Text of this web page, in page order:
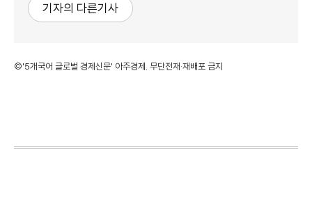
기자의 다른기사
©'5개국어 글로벌 경제신문' 아주경제. 무단전재·재배포 금지